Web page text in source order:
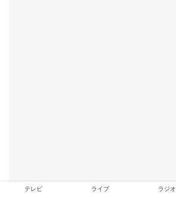
テレビ ライブ ラジオ